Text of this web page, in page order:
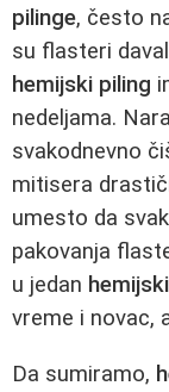
pilinge, često
su flasteri
hemijski piling
nedeljama.
svakodnevno
mitisera
umesto da
pakovanja
u jedan
vreme i novac,
Da sumiramo,